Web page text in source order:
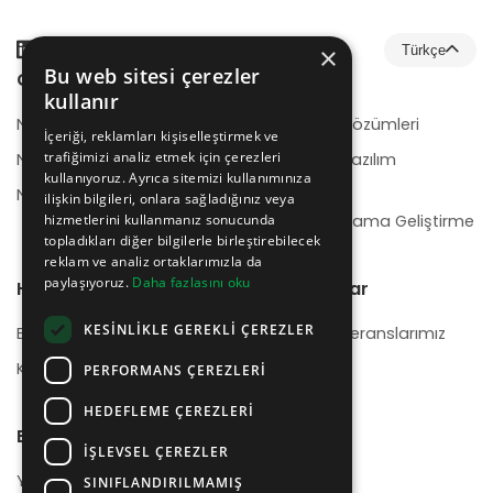
Türkçe
Çözümler
NeotrionB2B
NeotrionB2C
NeotrionWMS
E-Ticaret Çözümleri
Kurumsal Yazılım
Geliştirme
Mobil Uygulama Geliştirme
Hakkımızda
Biz Kimiz
Kariyer
Referanslar
Başlıca Referanslarımız
Bize Ulaşın
Yardım Merkezi
×
Bu web sitesi çerezler
kullanır
İçeriği, reklamları kişiselleştirmek ve
trafiğimizi analiz etmek için çerezleri
kullanıyoruz. Ayrıca sitemizi kullanımınıza
ilişkin bilgileri, onlara sağladığınız veya
hizmetlerini kullanmanız sonucunda
topladıkları diğer bilgilerle birleştirebilecek
reklam ve analiz ortaklarımızla da
paylaşıyoruz. Daha fazlasını oku
KESINLIKLE GEREKLI ÇEREZLER
PERFORMANS ÇEREZLERI
HEDEFLEME ÇEREZLERI
İŞLEVSEL ÇEREZLER
SINIFLANDIRILMAMIŞ